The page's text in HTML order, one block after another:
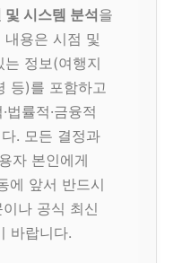
시스템 분석을
용은 시점 및
정보(여행지
등)를 포함하고
법률적·금융적
. 모든 결정과
자 본인에게
에 앞서 반드시
나 공식 최신
바랍니다.